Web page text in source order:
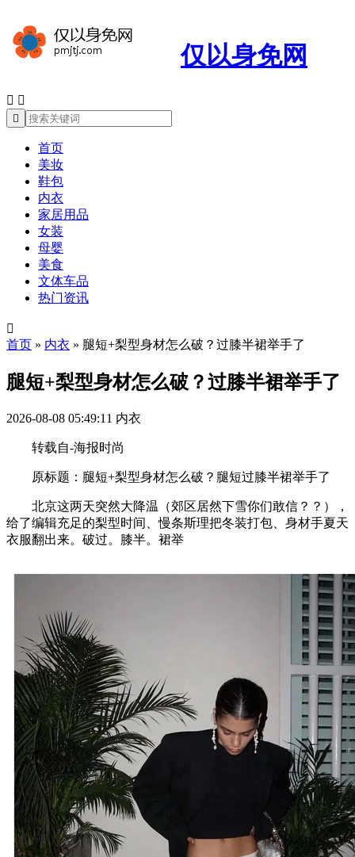
仅以身免网
 

首页
美妆
鞋包
内衣
家居用品
女装
母婴
美食
文体车品
热门资讯

首页 » 内衣 » 腿短+梨型身材怎么破？过膝半裙举手了
腿短+梨型身材怎么破？过膝半裙举手了
2026-08-08 05:49:11 内衣
转载自-海报时尚
原标题：腿短+梨型身材怎么破？腿短过膝半裙举手了
北京这两天突然大降温（郊区居然下雪你们敢信？？），
给了编辑充足的梨型时间、慢条斯理把冬装打包、身材手夏天
衣服翻出来。破过。膝半。裙举